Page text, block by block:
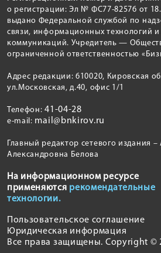
о регистрации: Эл № ФС77-82576 от
выдано Федеральной службой по
связи, информационных технологий и
коммуникаций. Учредитель —
ограниченной ответственностью
Адрес редакции: 610020, Кировская
ул.Московская, д.40, офис 1/1
Телефон:41-04-28
e-mail: mail@bnkirov.ru
Главный редактор сетевого издания –
Александровна Белова
На информационном ресурсе
применяются рекомендательные
технологии.
Пользовательское соглашение
Юридическая информация
Все права защищены. Copyright ©